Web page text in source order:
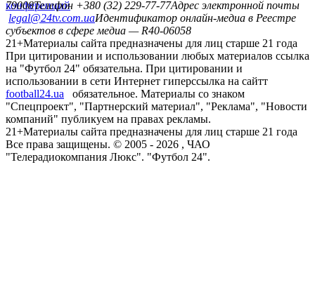
конференций
79008Телефон +380 (32) 229-77-77Адрес электронной почты
legal@24tv.com.uaИдентификатор онлайн-медиа в Реестре
субъектов в сфере медиа — R40-06058
21+Материалы сайта предназначены для лиц старше 21 года
При цитировании и использовании любых материалов ссылка
на "Футбол 24" обязательна. При цитировании и
использовании в сети Интернет гиперссылка на сайтт
football24.ua
обязательное. Материалы со знаком
"Спецпроект", "Партнерский материал", "Реклама", "Новости
компаний" публикуем на правах рекламы.
21+Материалы сайта предназначены для лиц старше 21 года
Все права защищены. © 2005 - 2026 , ЧАО
"Телерадиокомпания Люкс". "Футбол 24".